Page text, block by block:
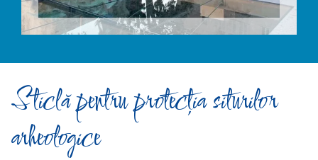
Sticlă pentru protecția siturilor
arheologice